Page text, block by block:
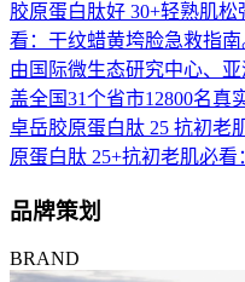
胶原蛋白肽好 30+轻熟肌
看：干纹蜡黄垮脸急救指
由国际微生态研究中心、
盖全国31个省市12800名真
卓岳胶原蛋白肽 25 抗初老
原蛋白肽 25+抗初老肌必
品牌策划
BRAND